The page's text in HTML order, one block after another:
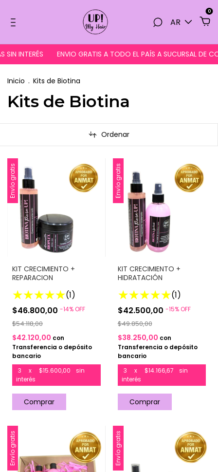
AR
0
INTERÉS ENVIO GRATIS A TODO EL PAÍS A SUCURSAL DE
Inicio . Kits de Biotina
Kits de Biotina
Ordenar
Envío gratis
KIT CRECIMIENTO +
REPARACION
(1)
$46.800,00 -14%OFF
$54.118,00
$42.120,00 con
Transferencia o depósito
bancario
3
x $15.600,00
sin
interés
Envío gratis
KIT CRECIMIENTO +
HIDRATACIÓN
(1)
$42.500,00 -15%OFF
$49.850,00
$38.250,00 con
Transferencia o depósito
bancario
3
x $14.166,67
sin
interés
Envío gratis Envío gratis